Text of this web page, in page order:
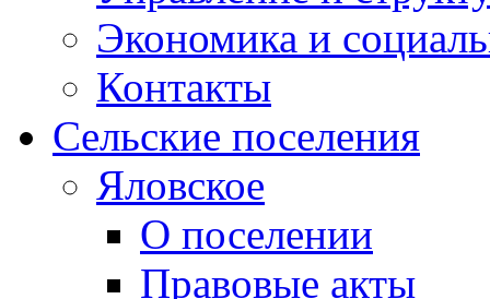
Экономика и
Контакты
Сельские поселения
Яловское
О поселении
Правовые акты